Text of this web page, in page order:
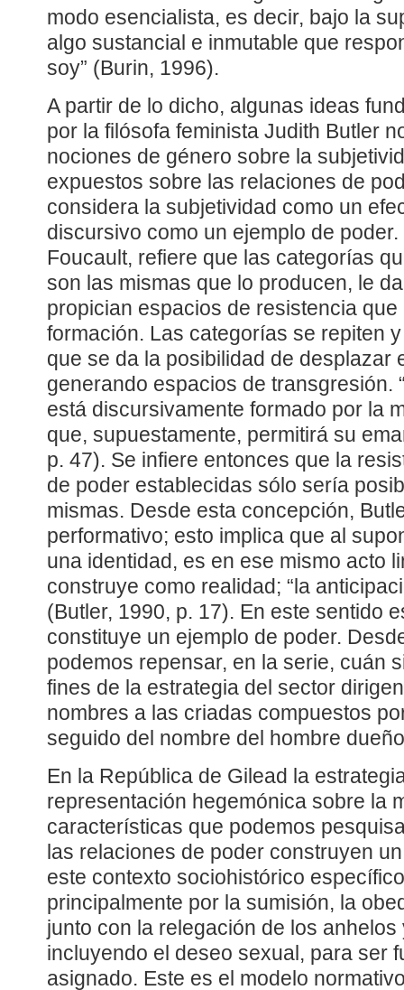
modo esencialista, es decir, bajo la
algo sustancial e inmutable que
soy” (Burin, 1996).
A partir de lo dicho, algunas ideas
por la filósofa feminista Judith Butler
nociones de género sobre la
expuestos sobre las relaciones de
considera la subjetividad como un
discursivo como un ejemplo de
Foucault, refiere que las categorías
son las mismas que lo producen, le
propician espacios de resistencia
formación. Las categorías se repiten
que se da la posibilidad de desplazar
generando espacios de transgresión.
está discursivamente formado por la
que, supuestamente, permitirá su
p. 47). Se infiere entonces que la
de poder establecidas sólo sería
mismas. Desde esta concepción,
performativo; esto implica que al
una identidad, es en ese mismo acto
construye como realidad; “la
(Butler, 1990, p. 17). En este sentido
constituye un ejemplo de poder.
podemos repensar, en la serie, cuán
fines de la estrategia del sector
nombres a las criadas compuestos
seguido del nombre del hombre
En la República de Gilead la
representación hegemónica sobre la
características que podemos
las relaciones de poder construyen
este contexto sociohistórico
principalmente por la sumisión, la
junto con la relegación de los
incluyendo el deseo sexual, para ser
asignado. Este es el modelo